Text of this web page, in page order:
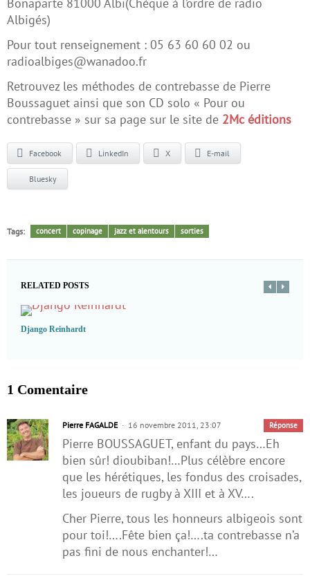
Albigés)
Pour tout renseignement : 05 63 60 60 02 ou
radioalbiges@wanadoo.fr
Retrouvez les méthodes de contrebasse de Pierre
Boussaguet ainsi que son CD solo « Pour ou
contrebasse » sur sa page sur le site de 2Mc éditions
Facebook LinkedIn X E-mail
Bluesky
Tags: concert copinage jazz et alentours sorties
RELATED POSTS
Django Reinhardt
1 Comentaire
Pierre FAGALDE 16 novembre 2011, 23:07 Réponse
Pierre BOUSSAGUET, enfant du pays…Eh
bien sûr! dioubiban!…Plus célèbre encore
que les hérétiques, les fondus des croisades,
les joueurs de rugby à XIII et à XV….
Cher Pierre, tous les honneurs albigeois sont
pour toi!….Fête bien ça!….ta contrebasse n’a
pas fini de nous enchanter!…